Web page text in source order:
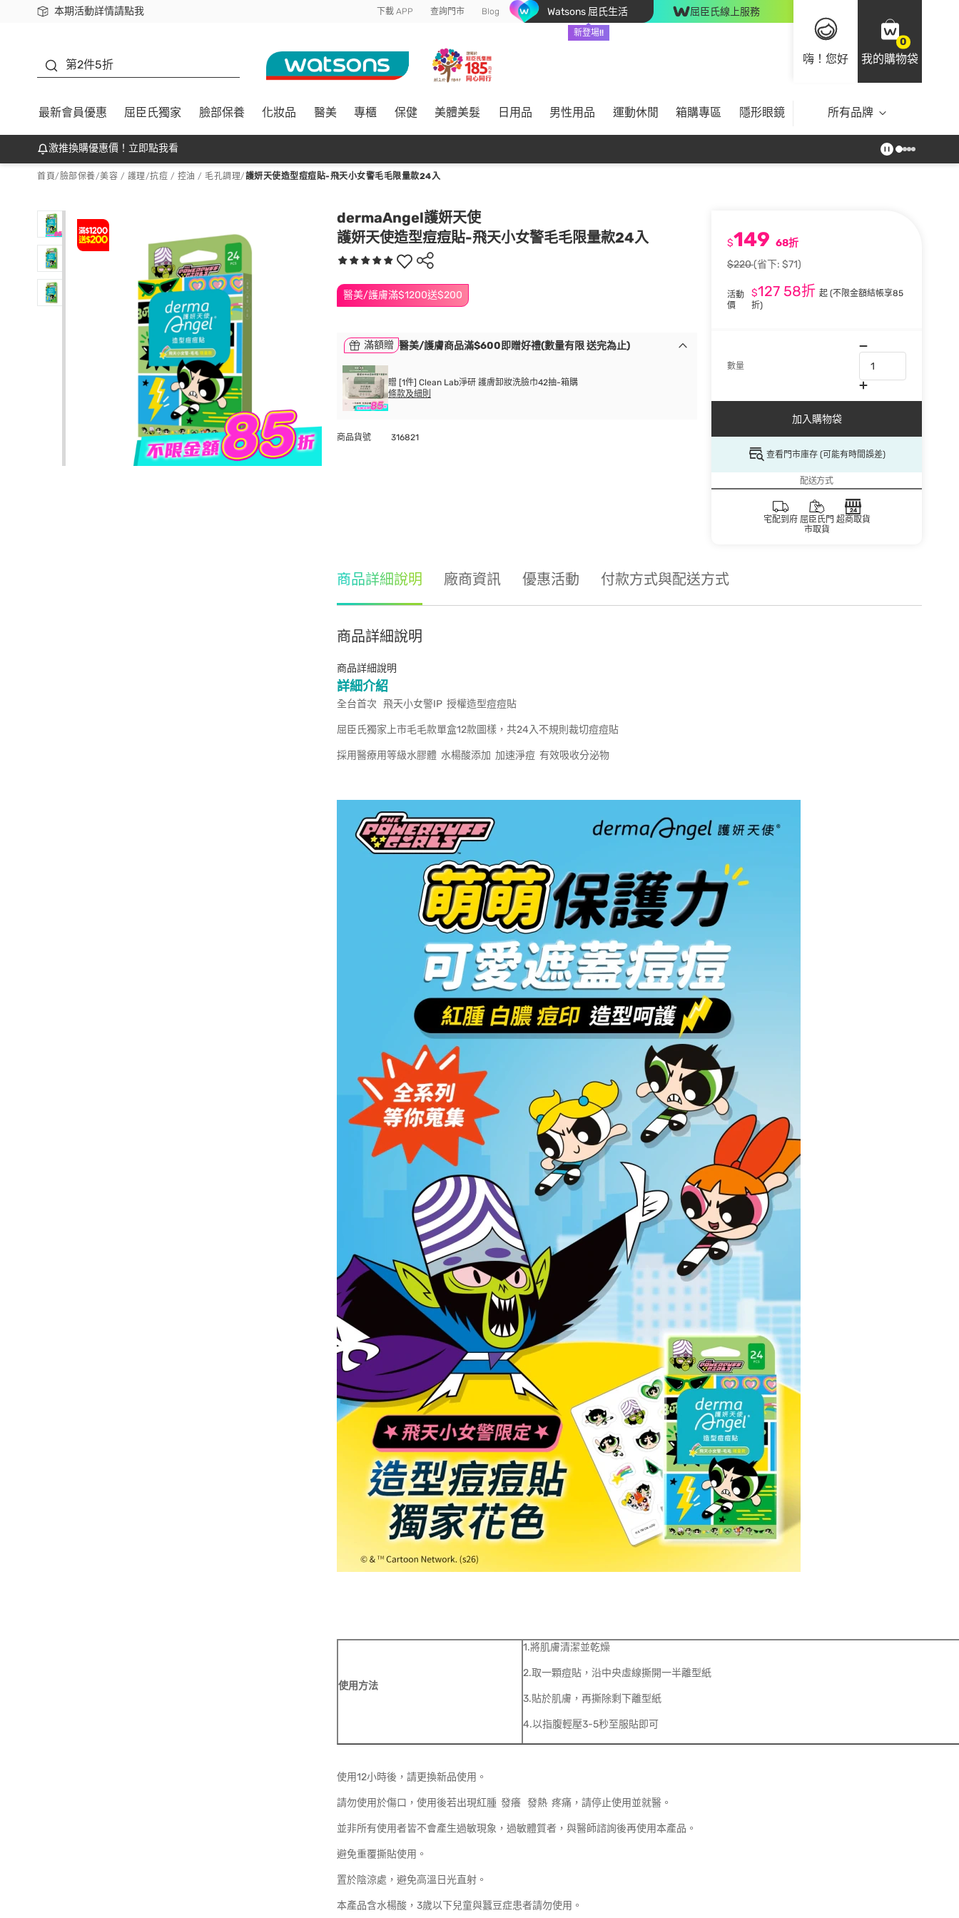
本期活動詳情請點我
下載app最高回饋$350 下載 APP 查詢門市 Blog Watsons 屈氏生活
新登場!!
屈臣氏線上服務
嗨！您好
0
我的購物袋
第2件5折
最新會員優惠 屈臣氏獨家 臉部保養 化妝品 醫美 專櫃 保健 美體美髮 日用品 男性用品 運動休閒 箱購專區 隱形眼鏡 所有品牌
激推換購優惠價！立即點我看
首頁/臉部保養/美容 / 護理/抗痘 / 控油 / 毛孔調理/護妍天使造型痘痘貼-飛天小女警毛毛限量款24入
dermaAngel護妍天使
護妍天使造型痘痘貼-飛天小女警毛毛限量款24入
醫美/護膚滿$1200送$200
$149 68折
$220(省下: $71)
活動
價
$127 58折起(不限金額結帳享85
折)
數量
加入購物袋
查看門市庫存 (可能有時間誤差)
配送方式
宅配到府 屈臣氏門
市取貨
超商取貨
滿額贈 醫美/護膚商品滿$600即贈好禮(數量有限 送完為止)
贈 [1件] Clean Lab淨研 護膚卸妝洗臉巾42抽-箱購
條款及細則
商品貨號 316821
商品詳細說明 廠商資訊 優惠活動 付款方式與配送方式
商品詳細說明
商品詳細說明
詳細介紹
全台首次 飛天小女警IP 授權造型痘痘貼
屈臣氏獨家上市毛毛款單盒12款圖樣，共24入不規則裁切痘痘貼
採用醫療用等級水膠體 水楊酸添加 加速淨痘 有效吸收分泌物
使用方法
1.將肌膚清潔並乾燥
2.取一顆痘貼，沿中央虛線撕開一半離型紙
3.貼於肌膚，再撕除剩下離型紙
4.以指腹輕壓3-5秒至服貼即可
使用12小時後，請更換新品使用。
請勿使用於傷口，使用後若出現紅腫 發癢 發熱 疼痛，請停止使用並就醫。
並非所有使用者皆不會產生過敏現象，過敏體質者，與醫師諮詢後再使用本產品。
避免重覆撕貼使用。
置於陰涼處，避免高溫日光直射。
本產品含水楊酸，3歲以下兒童與蠶豆症患者請勿使用。